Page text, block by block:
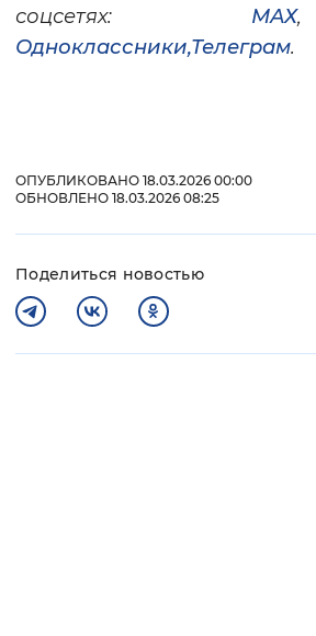
соцсетях: МАХ
Одноклассники,Телеграм.
ОПУБЛИКОВАНО 18.03.2026 00:00
ОБНОВЛЕНО 18.03.2026 08:25
Поделиться новостью